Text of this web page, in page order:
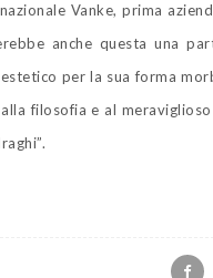
Vanke, prima
anche questa una
per la sua forma
filosofia e al